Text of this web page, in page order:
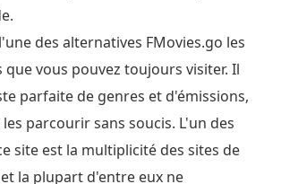
des alternatives FMovies.go les
vous pouvez toujours visiter. Il
parfaite de genres et d'émissions,
parcourir sans soucis. L'un des
site est la multiplicité des sites de
la plupart d'entre eux ne